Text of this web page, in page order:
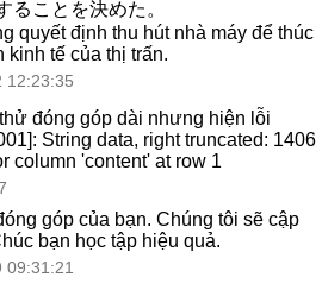
ることを決めた。
quyết định thu hút nhà máy để thúc
kinh tế của thị trấn.
12:23:35
đóng góp dài nhưng hiện lỗi
String data, right truncated: 1406
column 'content' at row 1
góp của bạn. Chúng tôi sẽ cập
bạn học tập hiệu quả.
09:31:21